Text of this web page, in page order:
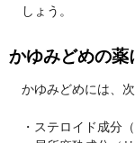
しょう。
かゆみどめの薬
かゆみどめには、
・ステロイド成分